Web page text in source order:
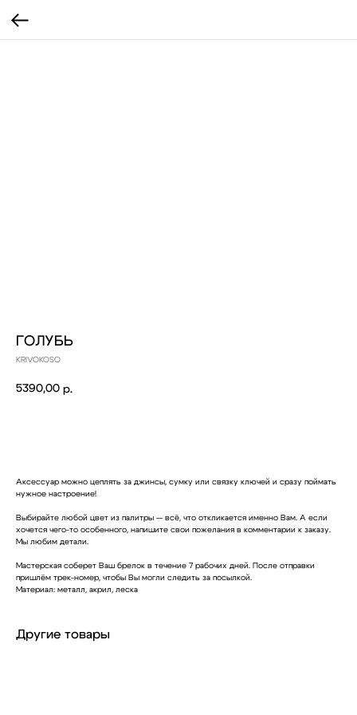
ГОЛУБЬ
KRIVOKOSO
5390,00 р.
Аксессуар можно цеплять за джинсы, сумку или связку ключей и сразу поймать
нужное настроение!
Выбирайте любой цвет из палитры — всё, что откликается именно Вам. А если
хочется чего-то особенного, напишите свои пожелания в комментарии к заказу.
Мы любим детали.
Мастерская соберет Ваш брелок в течение 7 рабочих дней. После отправки
пришлём трек-номер, чтобы Вы могли следить за посылкой.
Материал: металл, акрил, леска
Другие товары